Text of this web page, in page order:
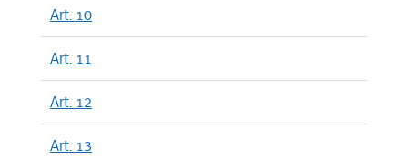
Art. 10
Art. 11
Art. 12
Art. 13